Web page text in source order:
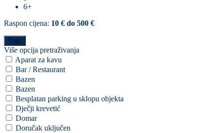
6+
Raspon cijena: 10 € do 500 €
Više opcija pretraživanja
Aparat za kavu
Bar / Restaurant
Bazen
Bazen
Besplatan parking u sklopu objekta
Dječji krevetić
Domar
Doručak uključen